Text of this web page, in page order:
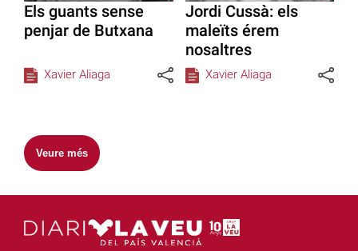
Els guants sense
penjar de Butxana
Xavier Aliaga
Jordi Cussà: els
maleïts érem
nosaltres
Xavier Aliaga
Veure més